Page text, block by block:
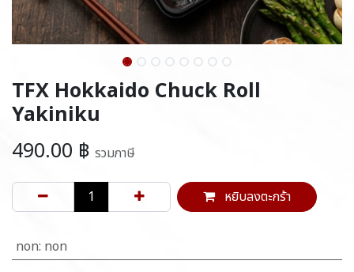
TFX Hokkaido Chuck Roll
Yakiniku
490.00 ฿ รวมภาษี
หยิบลงตะกร้า
non: non